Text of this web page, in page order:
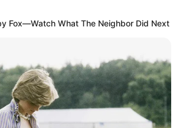
Fox—Watch What The Neighbor Did Next